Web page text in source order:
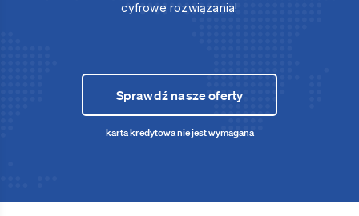
cyfrowe rozwiązania!
Sprawdź nasze oferty
karta kredytowa nie jest wymagana